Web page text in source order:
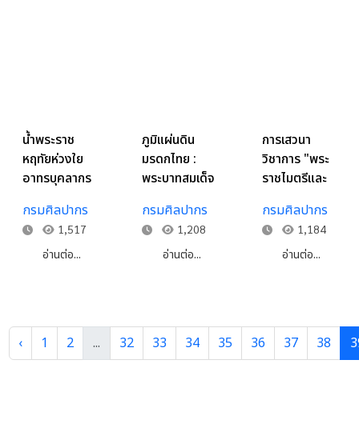
น้ำพระราช
หฤทัยห่วงใย
อาทรบุคลากร
จดหมายเหตุ
กรมศิลปากร
1,517
อ่านต่อ...
ภูมิแผ่นดิน
มรดกไทย :
พระบาทสมเด็จ
กับการเสด็จ
พระราชดำเนิน
แหล่งมรดก
กรมศิลปากร
1,208
อ่านต่อ...
การเสวนา
วิชาการ "พระ
ราชไมตรีและ
ราช
บรรณาการ ใน
รัชกาลที่๔"
กรมศิลปากร
1,184
อ่านต่อ...
‹ 1 2 ... 32 33 34 35 36 37 38